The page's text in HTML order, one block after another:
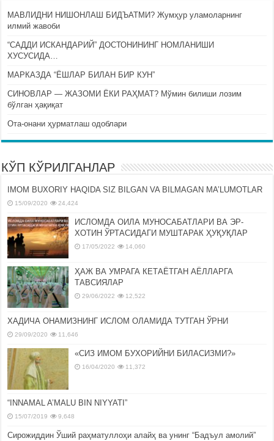
МАВЛИДНИ НИШОНЛАШ БИДЪАТМИ? Жумҳур уламоларнинг
илмий жавоби
“САДДИ ИСКАНДАРИЙ” ДОСТОНИНИНГ НОМЛАНИШИ
ХУСУСИДА…
МАРКАЗДА “ЁШЛАР БИЛАН БИР КУН”
СИНОВЛАР — ЖАЗОМИ ЁКИ РАҲМАТ? Мўмин билиши лозим
бўлган ҳақиқат
Ота-онани ҳурматлаш одоблари
КЎП КЎРИЛГАНЛАР
IMOM BUXORIY HAQIDA SIZ BILGAN VA BILMAGAN MA’LUMOTLAR
15/09/2020 24,424
ИСЛОМДА ОИЛА МУНОСАБАТЛАРИ ВА ЭР-
ХОТИН ЎРТАСИДАГИ МУШТАРАК ҲУҚУҚЛАР
17/05/2022 14,060
ҲАЖ ВА УМРАГА КЕТАЁТГАН АЁЛЛАРГА
ТАВСИЯЛАР
29/06/2022 12,522
ХАДИЧА ОНАМИЗНИНГ ИСЛОМ ОЛАМИДА ТУТГАН ЎРНИ
29/09/2020 11,646
«СИЗ ИМОМ БУХОРИЙНИ БИЛАСИЗМИ?»
16/04/2020 11,372
“INNAMAL A’MALU BIN NIYYATI”
15/07/2019 9,648
Сирожиддин Ўший раҳматуллоҳи алайҳ ва унинг “Бадъул амолий”